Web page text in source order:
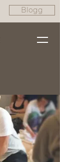
Blogg